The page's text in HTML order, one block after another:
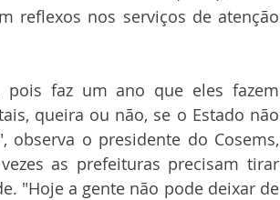
reflexos nos serviços de atenção
faz um ano que eles fazem
queira ou não, se o Estado não
o presidente do Cosems,
as prefeituras precisam tirar
"Hoje a gente não pode deixar de